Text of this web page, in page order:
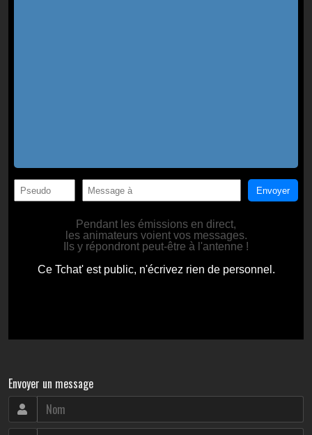
Envoyer un message